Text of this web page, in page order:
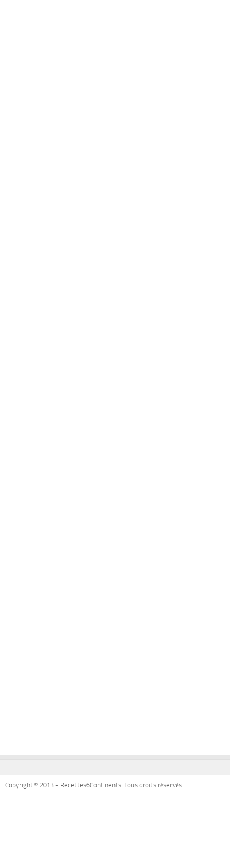
Copyright © 2013 - Recettes6Continents. Tous droits réservés